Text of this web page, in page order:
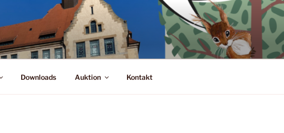
Downloads Auktion Kontakt